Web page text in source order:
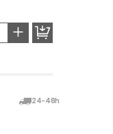
+
24-48h